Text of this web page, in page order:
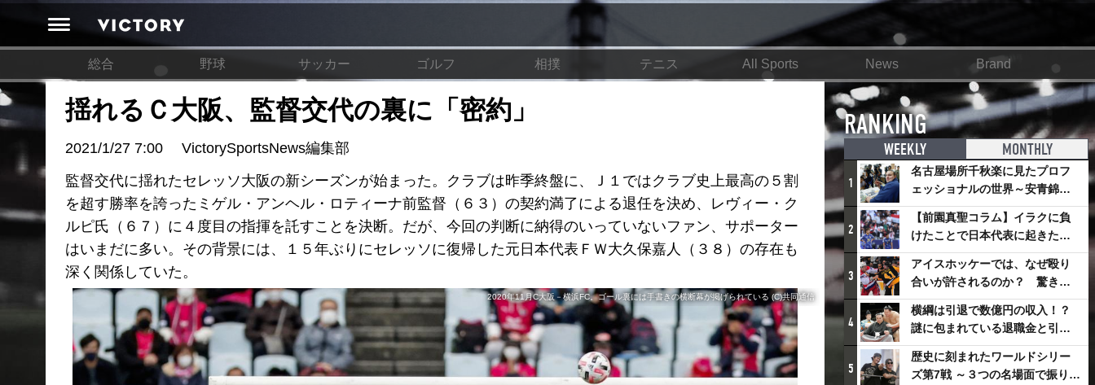
総合 野球 サッカー ゴルフ 相撲 テニス All Sports News Brand
揺れるＣ大阪、監督交代の裏に「密約」
2021/1/27 7:00
VictorySportsNews編集部
監督交代に揺れたセレッソ大阪の新シーズンが始まった。クラブは昨季終盤に、Ｊ１ではクラブ史上最高の５割
を超す勝率を誇ったミゲル・アンヘル・ロティーナ前監督（６３）の契約満了による退任を決め、レヴィー・ク
ルピ氏（６７）に４度目の指揮を託すことを決断。だが、今回の判断に納得のいっていないファン、サポーター
はいまだに多い。その背景には、１５年ぶりにセレッソに復帰した元日本代表ＦＷ大久保嘉人（３８）の存在も
深く関係していた。
2020年11月C大阪－横浜FC。ゴール裏には手書きの横断幕が掲げられている (C)共同通信
RANKING
WEEKLY MONTHLY
1
名古屋場所千秋楽に見たプロフ
ェッショナルの世界～安青錦の
優勝を巡るさまざまなドラマ
2
【前園真聖コラム】イラクに負
けたことで日本代表に起きたプ
ラスとは
3
アイスホッケーでは、なぜ殴り
合いが許されるのか？ 驚きの
「ファイティング」ルールにつ
いて
4
横綱は引退で数億円の収入！？
謎に包まれている退職金と引退
相撲興行
5
歴史に刻まれたワールドシリー
ズ第7戦 ～３つの名場面で振り返